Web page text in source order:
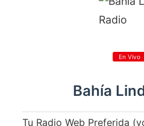
En Vivo
Bahía
Tu Radio Web Preferida